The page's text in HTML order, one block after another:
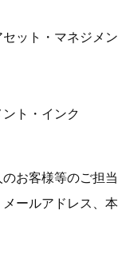
ット・マネジメン
ト・インク
お客様等のご担当
ールアドレス、本